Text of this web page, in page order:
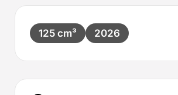
125 cm³ 2026